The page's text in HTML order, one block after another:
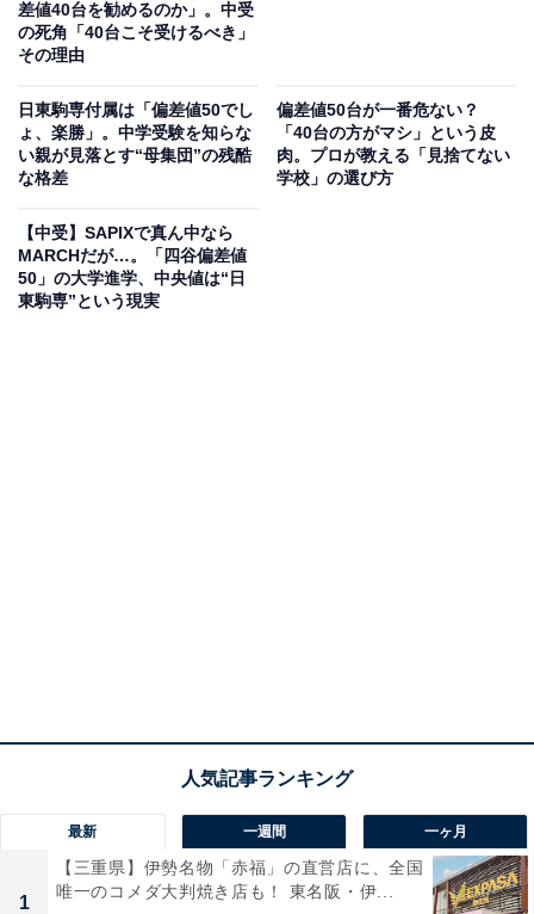
差値40台を勧めるのか」。中受
の死角「40台こそ受けるべき」
その理由
日東駒専付属は「偏差値50でし
ょ、楽勝」。中学受験を知らな
い親が見落とす“母集団”の残酷
な格差
偏差値50台が一番危ない？
「40台の方がマシ」という皮
肉。プロが教える「見捨てない
学校」の選び方
【中受】SAPIXで真ん中なら
MARCHだが…。「四谷偏差値
50」の大学進学、中央値は“日
東駒専”という現実
最新 一週間 一ヶ月
1
【三重県】伊勢名物「赤福」の直営店に、全国
唯一のコメダ大判焼き店も！ 東名阪・伊...